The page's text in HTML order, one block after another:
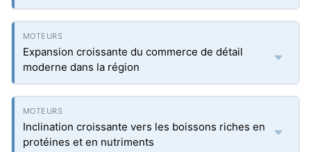
Expansion croissante du commerce de détail
moderne dans la région
Inclination croissante vers les boissons riches en
protéines et en nutriments